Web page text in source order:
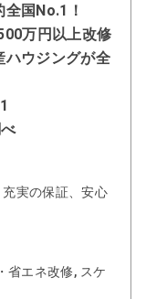
国No.1！
万円以上改修
ハウジングが全
実の保証、安心
省エネ改修, スケ